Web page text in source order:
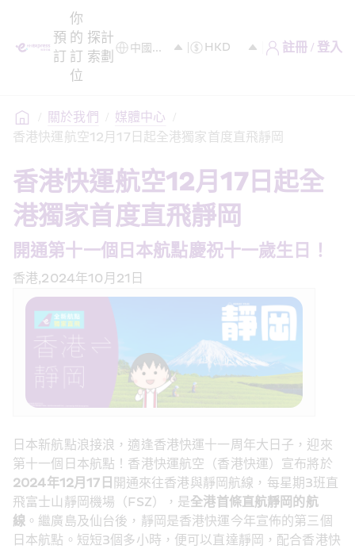
預
訂
你
的
訂
位
探
索
計
劃
註冊 / 登入
/ 關於我們 / 媒體中心 /
香港快運航空12月17日起全港獨家首度直飛靜岡
香港快運航空12月17日起全
港獨家首度直飛靜岡
開通第十一個日本航點慶祝十一歲生日！
香港,2024年10月21日
日本新航點浪接浪，適逢香港快運十一周年大日子，迎來
第十一個日本航點！香港快運航空（香港快運）宣布將於
2024年12月17 日 開通來往香港與靜岡航線，每星期3班直
飛富士山靜岡機場（FSZ），是全港首條直航靜岡的航
線 。繼廣島及仙台後，靜岡是香港快運今年宣佈的第三個
日本航點。短短3個多小時，便可以直達靜岡，配合香港快